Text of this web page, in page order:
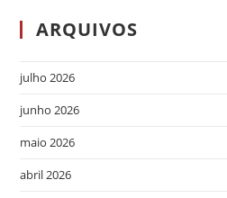
ARQUIVOS
julho 2026
junho 2026
maio 2026
abril 2026